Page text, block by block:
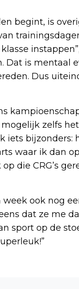
begint, is
Dat is mentaal
Dus
mogelijk zelfs het
iets bijzonders:
waar ik dan
die CRG’s
ook nog
dat ze me
sport op de